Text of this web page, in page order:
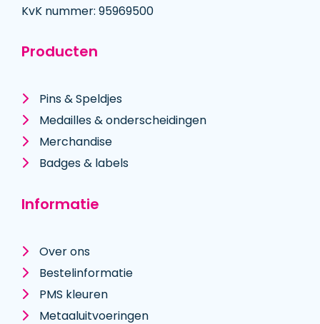
KvK nummer: 95969500
Producten
Pins & Speldjes
Medailles & onderscheidingen
Merchandise
Badges & labels
Informatie
Over ons
Bestelinformatie
PMS kleuren
Metaal­uitvoeringen